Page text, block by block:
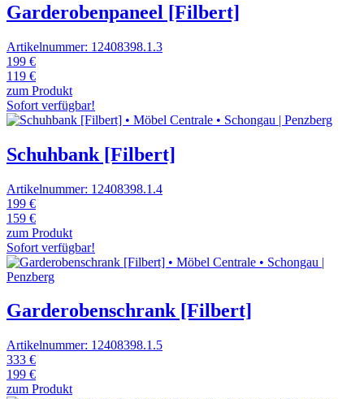
Garderobenpaneel [Filbert]
Artikelnummer: 12408398.1.3
199 €
119 €
zum Produkt
Sofort verfügbar!
Schuhbank [Filbert]
Artikelnummer: 12408398.1.4
199 €
159 €
zum Produkt
Sofort verfügbar!
Garderobenschrank [Filbert]
Artikelnummer: 12408398.1.5
333 €
199 €
zum Produkt